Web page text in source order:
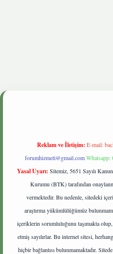
Reklam ve İletişim: E-mail:
forumhizmeti@gmail.comWhatsapp:
Yasal Uyarı: Sitemiz, 5651 Sayılı
Kurumu (BTK) tarafından
vermektedir. Bu nedenle, sitedeki
araştırma yükümlülüğümüz
içeriklerin sorumluluğunu taşımakta
etmiş sayılırlar. Bu internet sitesi,
hiçbir bağlantısı bulunmamaktadır.